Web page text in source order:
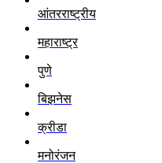
आंतरराष्ट्रीय
महाराष्ट्र
पुणे
बिझनेस
क्रीडा
मनोरंजन